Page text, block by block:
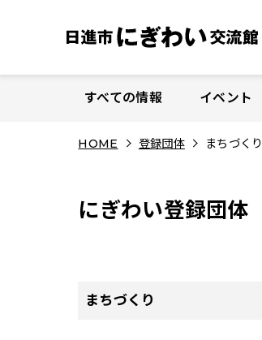
すべての情報 イベント
HOME 登録団体 まちづくり
にぎわい登録団体
まちづくり